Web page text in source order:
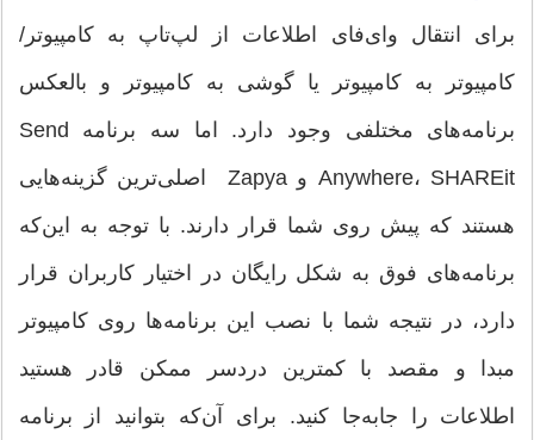
برای انتقال وای‌فای اطلاعات از لپ‌تاپ به کامپیوتر/
کامپیوتر به کامپیوتر یا گوشی به کامپیوتر و بالعکس
برنامه‌های مختلفی وجود دارد. اما سه برنامه Send
Anywhere، SHAREit و Zapya اصلی‌ترین گزینه‌هایی
هستند که پیش روی شما قرار دارند. با توجه به این‌که
برنامه‌های فوق به شکل رایگان در اختیار کاربران قرار
دارد، در نتیجه شما با نصب این برنامه‌ها روی کامپیوتر
مبدا و مقصد با کمترین دردسر ممکن قادر هستید
اطلاعات را جابه‌جا کنید. برای آن‌که بتوانید از برنامه